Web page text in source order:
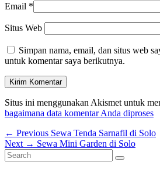
Email *
Situs Web
Simpan nama, email, dan situs web
untuk komentar saya berikutnya.
Situs ini menggunakan Akismet untuk
bagaimana data komentar Anda diproses
Navigasi
pos
← Previous Previous
post:
Sewa Tenda Sarnafil di Solo
Next → Next
Sewa Mini Garden di Solo
Primary
Search
for:
Search